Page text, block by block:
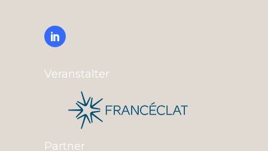
Veranstalter
Partner